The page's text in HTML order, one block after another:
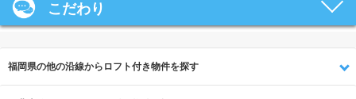
こだわり
福岡県の他の沿線からロフト付き物件を探す